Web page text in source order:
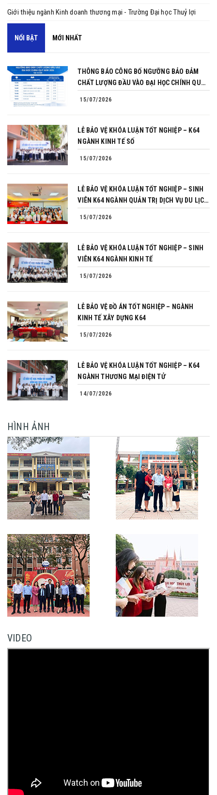
Giới thiệu ngành Kinh doanh thương mại - Trường Đại học Thuỷ lợi
NỔI BẬT MỚI NHẤT
THÔNG BÁO CÔNG BỐ NGƯỠNG BẢO ĐẢM
CHẤT LƯỢNG ĐẦU VÀO ĐẠI HỌC CHÍNH QUY
15/07/2026
LỄ BẢO VỆ KHÓA LUẬN TỐT NGHIỆP – K64
NGÀNH KINH TẾ SỐ
15/07/2026
LỄ BẢO VỆ KHÓA LUẬN TỐT NGHIỆP – SINH
VIÊN K64 NGÀNH QUẢN TRỊ DỊCH VỤ DU LỊCH
15/07/2026
LỄ BẢO VỆ KHÓA LUẬN TỐT NGHIỆP – SINH
VIÊN K64 NGÀNH KINH TẾ
15/07/2026
LỄ BẢO VỆ ĐỒ ÁN TỐT NGHIỆP – NGÀNH
KINH TẾ XÂY DỰNG K64
15/07/2026
LỄ BẢO VỆ KHÓA LUẬN TỐT NGHIỆP – K64
NGÀNH THƯƠNG MẠI ĐIỆN TỬ
14/07/2026
HÌNH ẢNH
VIDEO